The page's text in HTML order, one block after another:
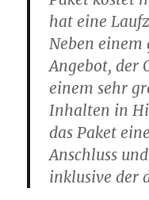
hat eine
Neben
Angebot, der
einem sehr
Inhalten in
das Paket
Anschluss
inklusive der